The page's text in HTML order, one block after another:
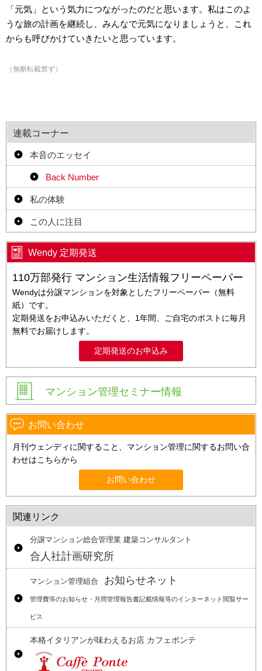
「元気」という気力につながったのだと思います。私はこのよ
うな旅の計画を継続し、みんなで元気になりましょうと、これ
からも呼びかけていきたいと思っています。
（無断転載禁ず）
連載コーナー
本音のエッセイ
Back Number
私の体験
この人に注目
Wendy 定期発送
110万部発行 マンション生活情報フリーペーパー
Wendyは分譲マンションを対象としたフリーペーパー（無料
紙）です。
定期発送をお申込みいただくと、1年間、ご自宅のポストに毎月
無料でお届けします。
定期発送のお申込み
マンション管理セミナー情報
お問い合わせ
月刊ウェンディに関すること、マンション管理に関するお問い合
わせはこちらから
お問い合わせ
関連リンク
分譲マンション総合管理業 建築コンサルタント
合人社計画研究所
マンション管理組合 お知らせネット
管理費等のお知らせ・月間管理報告書記載情報等のインターネット閲覧サー
ビス
本格イタリアンが味わえるお店 カフェポンテ